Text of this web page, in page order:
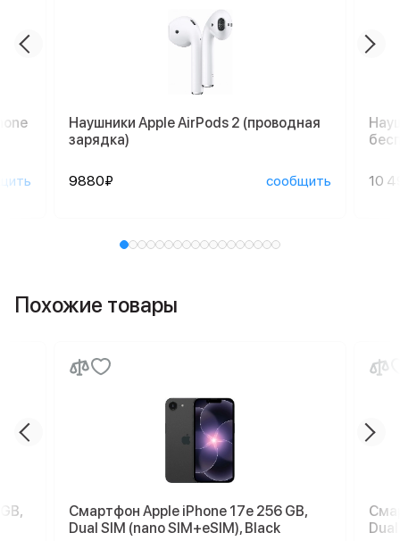
Наушники Apple AirPods 2 (проводная
зарядка)
9880₽ сообщить 10
Похожие товары
Смартфон Apple iPhone 17e 256 GB,
Dual SIM (nano SIM+eSIM), Black